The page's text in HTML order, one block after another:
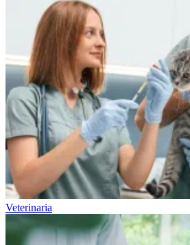
Veterinaria